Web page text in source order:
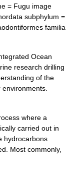
= Fugu image
subphylum =
familia
Ocean
research drilling
of the
where a
carried out in
hydrocarbons
Most commonly,